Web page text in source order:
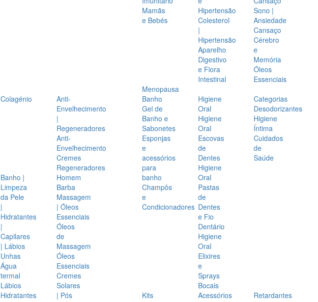
Mamãs
e Bebés
Hipertensão
Colesterol
|
Hipertensão
Aparelho
Digestivo
e Flora
Intestinal
Sono |
Ansiedade
Cansaço
Cérebro
e
Memória
Óleos
Essenciais
Menopausa
Colagénio
Anti-
Envelhecimento
|
Regeneradores
Anti-
Envelhecimento
Cremes
Regeneradores
Banho |
Limpeza
da Pele
|
Hidratantes
|
Capilares
| Lábios
Unhas
Água
termal
Lábios
Hidratantes
Homem
Barba
Massagem
| Óleos
Essenciais
Óleos
de
Massagem
Óleos
Essenciais
Cremes
Solares
| Pós
Banho
Gel de
Banho e
Sabonetes
Esponjas
e
acessórios
para
banho
Champôs
e
Condicionadores
Higiene
Oral
Higiene
Oral
Escovas
de
Dentes
Higiene
Oral
Pastas
de
Dentes
e Fio
Dentário
Higiene
Oral
Elixires
e
Sprays
Bocais
Categorias
Desodorizantes
Higiene
Íntima
Cuidados
de
Saúde
Kits
Acessórios
Retardantes